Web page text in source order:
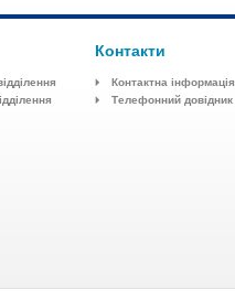
Контакти
Контактна інформація
Телефонний довідник